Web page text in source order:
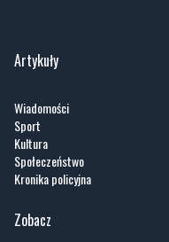
Artykuły
Wiadomości
Sport
Kultura
Społeczeństwo
Kronika policyjna
Zobacz